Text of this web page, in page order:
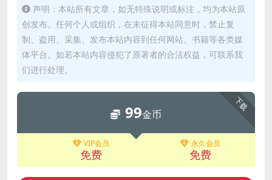
声明：本站所有文章，如无特殊说明或标注，均为本站原
创发布。任何个人或组织，在未征得本站同意时，禁止复
制、盗用、采集、发布本站内容到任何网站、书籍等各类媒
体平台。如若本站内容侵犯了原著者的合法权益，可联系我
们进行处理。
下载
99金币
VIP会员
免费
永久会员
免费